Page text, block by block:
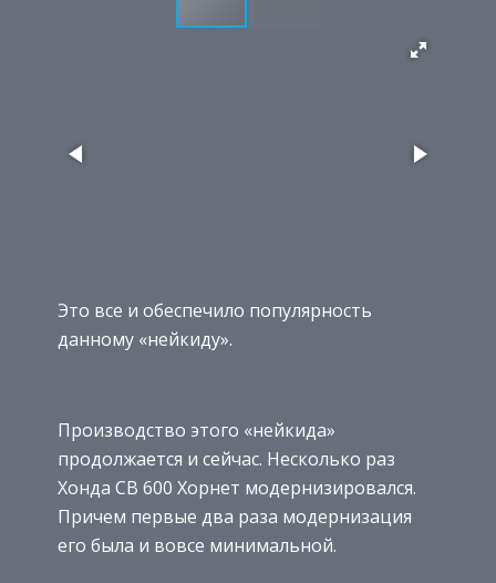
Это все и обеспечило популярность
данному «нейкиду».
Производство этого «нейкида»
продолжается и сейчас. Несколько раз
Хонда СВ 600 Хорнет модернизировался.
Причем первые два раза модернизация
его была и вовсе минимальной.